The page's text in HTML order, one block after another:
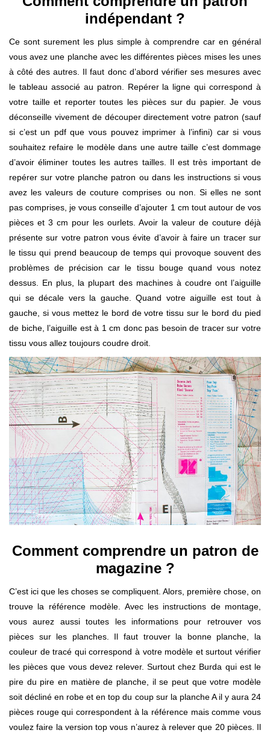
indépendant ?
Ce sont surement les plus simple à comprendre car en général
vous avez une planche avec les différentes pièces mises les unes
à côté des autres. Il faut donc d’abord vérifier ses mesures avec
le tableau associé au patron. Repérer la ligne qui correspond à
votre taille et reporter toutes les pièces sur du papier. Je vous
déconseille vivement de découper directement votre patron (sauf
si c’est un pdf que vous pouvez imprimer à l’infini) car si vous
souhaitez refaire le modèle dans une autre taille c’est dommage
d’avoir éliminer toutes les autres tailles. Il est très important de
repérer sur votre planche patron ou dans les instructions si vous
avez les valeurs de couture comprises ou non. Si elles ne sont
pas comprises, je vous conseille d’ajouter 1 cm tout autour de vos
pièces et 3 cm pour les ourlets. Avoir la valeur de couture déjà
présente sur votre patron vous évite d’avoir à faire un tracer sur
le tissu qui prend beaucoup de temps qui provoque souvent des
problèmes de précision car le tissu bouge quand vous notez
dessus. En plus, la plupart des machines à coudre ont l’aiguille
qui se décale vers la gauche. Quand votre aiguille est tout à
gauche, si vous mettez le bord de votre tissu sur le bord du pied
de biche, l’aiguille est à 1 cm donc pas besoin de tracer sur votre
tissu vous allez toujours coudre droit.
Comment comprendre un patron de
magazine ?
C’est ici que les choses se compliquent. Alors, première chose, on
trouve la référence modèle. Avec les instructions de montage,
vous aurez aussi toutes les informations pour retrouver vos
pièces sur les planches. Il faut trouver la bonne planche, la
couleur de tracé qui correspond à votre modèle et surtout vérifier
les pièces que vous devez relever. Surtout chez Burda qui est le
pire du pire en matière de planche, il se peut que votre modèle
soit décliné en robe et en top du coup sur la planche A il y aura 24
pièces rouge qui correspondent à la référence mais comme vous
voulez faire la version top vous n’aurez à relever que 20 pièces. Il